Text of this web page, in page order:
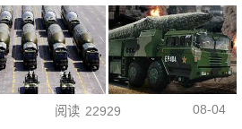
阅读 22929 08-04